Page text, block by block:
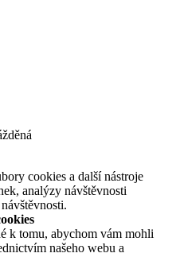
cookies a další nástroje
analýzy návštěvnosti
k tomu, abychom vám mohli
našeho webu a